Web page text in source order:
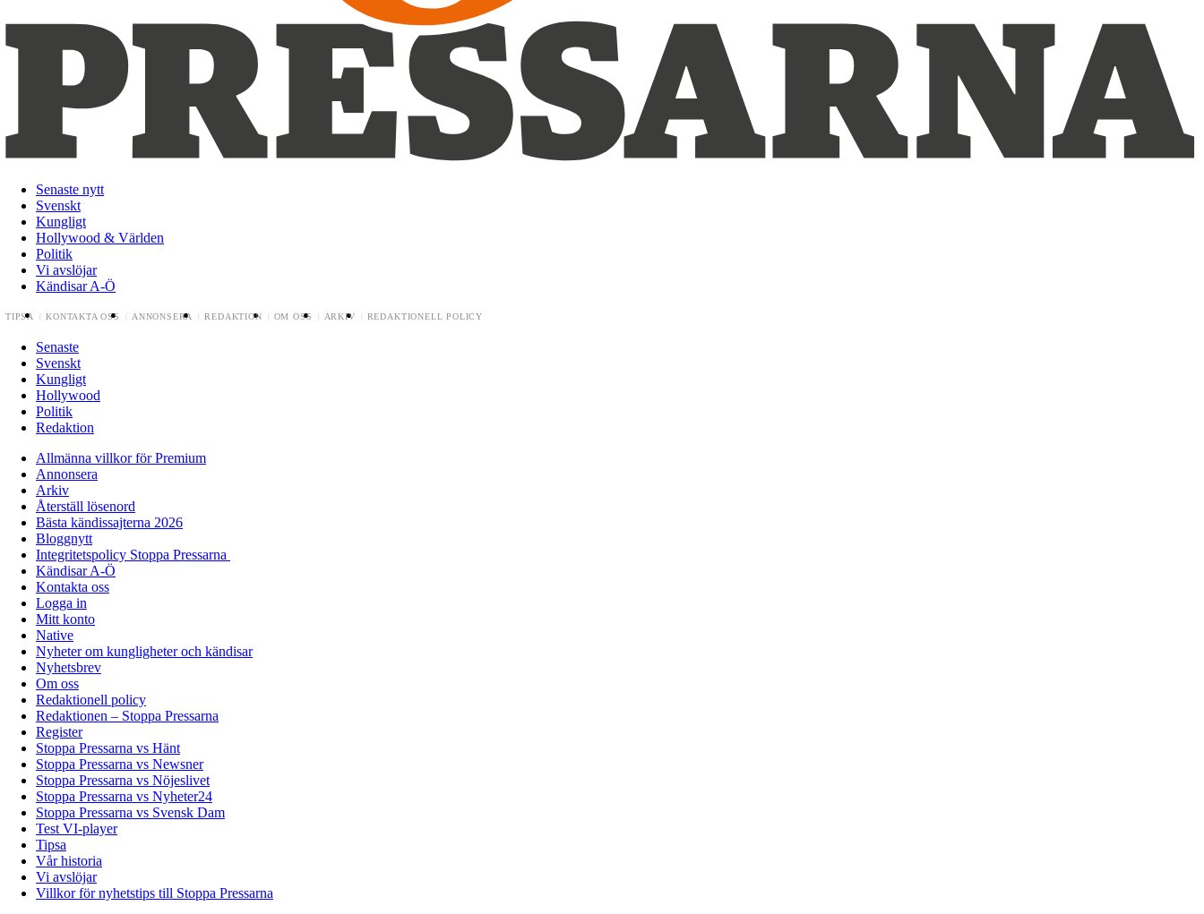
Senaste nytt
Svenskt
Kungligt
Hollywood & Världen
Politik
Vi avslöjar
Kändisar A-Ö
TIPSA KONTAKTA OSS ANNONSERA REDAKTION OM OSS ARKIV REDAKTIONELL POLICY
Senaste
Svenskt
Kungligt
Hollywood
Politik
Redaktion
Allmänna villkor för Premium
Annonsera
Arkiv
Återställ lösenord
Bästa kändissajterna 2026
Bloggnytt
Integritetspolicy Stoppa Pressarna
Kändisar A-Ö
Kontakta oss
Logga in
Mitt konto
Native
Nyheter om kungligheter och kändisar
Nyhetsbrev
Om oss
Redaktionell policy
Redaktionen – Stoppa Pressarna
Register
Stoppa Pressarna vs Hänt
Stoppa Pressarna vs Newsner
Stoppa Pressarna vs Nöjeslivet
Stoppa Pressarna vs Nyheter24
Stoppa Pressarna vs Svensk Dam
Test VI-player
Tipsa
Vår historia
Vi avslöjar
Villkor för nyhetstips till Stoppa Pressarna